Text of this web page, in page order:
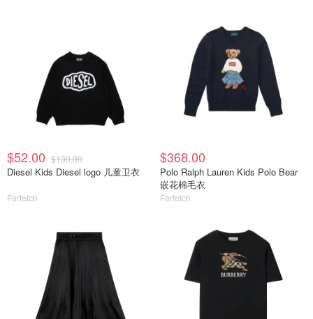
$52.00 $130.00
Diesel Kids Diesel logo 儿童卫衣
Farfetch
$368.00
Polo Ralph Lauren Kids Polo Bear
嵌花棉毛衣
Farfetch